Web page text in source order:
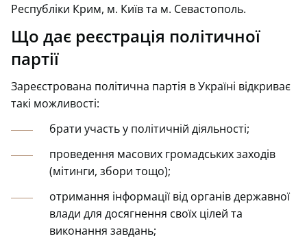
Республіки Крим, м. Київ та м. Севастополь.
Що дає реєстрація політичної
партії
Зареєстрована політична партія в Україні відкриває
такі можливості:
брати участь у політичній діяльності;
проведення масових громадських заходів
(мітинги, збори тощо);
отримання інформації від органів державної
влади для досягнення своїх цілей та
виконання завдань;